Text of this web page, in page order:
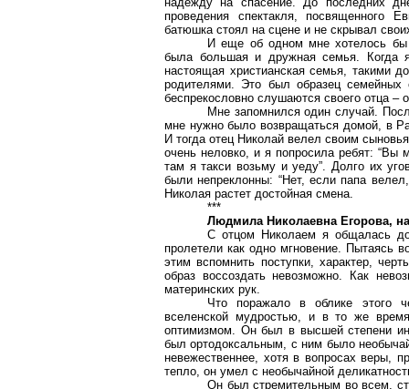
проведения спектакля, посвященного
батюшка стоял на сцене и не скрывал
И еще об одном мне хотелось бы
была большая и дружная семья. Когда
настоящая христианская семья,
родителями. Это был образец
беспрекословно слушаются своего отца
Мне запомнился один случай.
мне нужно было возвращаться домой, в
И тогда отец Николай велел своим
очень неловко, и я попросила ребят: “Вы
там я такси возьму и уеду”. Долго их
были непреклонны: “Нет, если папа
Николая растет достойная смена.
***
Людмила Николаевна Егорова,
С отцом Николаем я общалась
пролетели как одно мгновение. Пытаясь
этим вспомнить поступки, характер,
образ воссоздать невозможно. Как
материнских рук.
Что поражало в облике этого
вселенской мудростью, и в то же
оптимизмом. Он был в высшей степени
был ортодоксальным, с ним было
невежественнее, хотя в вопросах веры,
тепло, он умел с необычайной
Он был стремительным во всем,